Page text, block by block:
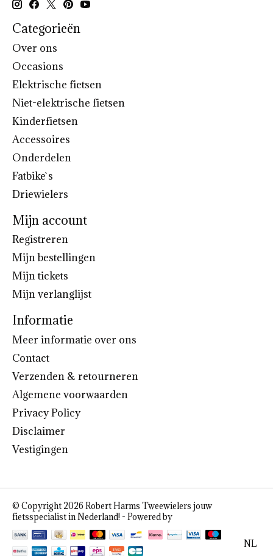
Categorieën
Over ons
Occasions
Elektrische fietsen
Niet-elektrische fietsen
Kinderfietsen
Accessoires
Onderdelen
Fatbike`s
Driewielers
Mijn account
Registreren
Mijn bestellingen
Mijn tickets
Mijn verlanglijst
Informatie
Meer informatie over ons
Contact
Verzenden & retourneren
Algemene voorwaarden
Privacy Policy
Disclaimer
Vestigingen
© Copyright 2026 Robert Harms Tweewielers jouw
fietsspecialist in Nederland! - Powered by
NL